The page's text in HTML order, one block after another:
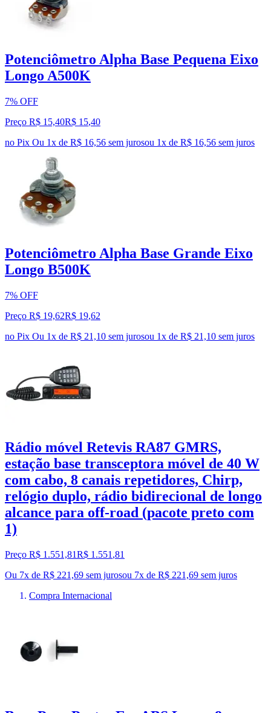
Potenciômetro Alpha Base Pequena Eixo
Longo A500K
7% OFF
Preço R$ 15,40R$ 15,40
no Pix Ou 1x de R$ 16,56 sem jurosou 1x de R$ 16,56 sem juros
Potenciômetro Alpha Base Grande Eixo
Longo B500K
7% OFF
Preço R$ 19,62R$ 19,62
no Pix Ou 1x de R$ 21,10 sem jurosou 1x de R$ 21,10 sem juros
Rádio móvel Retevis RA87 GMRS,
estação base transceptora móvel de 40 W
com cabo, 8 canais repetidores, Chirp,
relógio duplo, rádio bidirecional de longo
alcance para off-road (pacote preto com
1)
Preço R$ 1.551,81R$ 1.551 ,81
Ou 7x de R$ 221,69 sem jurosou 7x de R$ 221,69 sem juros
Compra Internacional